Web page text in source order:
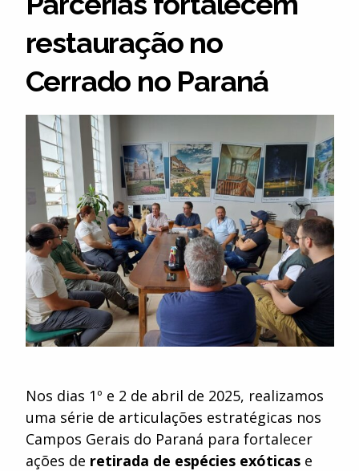
restauração no
Cerrado no Paraná
Nos dias 1º e 2 de abril de 2025, realizamos
uma série de articulações estratégicas nos
Campos Gerais do Paraná para fortalecer
ações de retirada de espécies exóticase